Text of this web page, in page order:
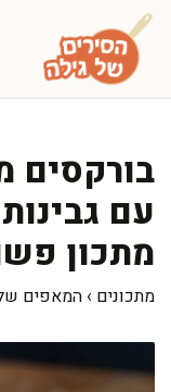
לדלג
לתוכן
בורקסים
עם
מתכון
מתכונים › המאפים